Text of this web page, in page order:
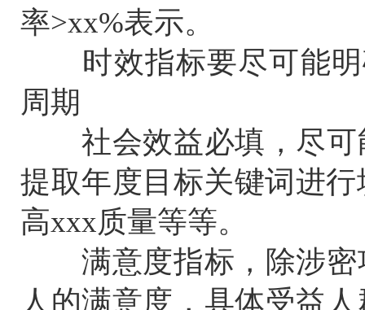
率>xx%表示。
时效指标要尽可能明
周期
社会效益必填，尽可
提取年度目标关键词进
高xxx质量等等。
满意度指标，除涉密
人的满意度，具体受益